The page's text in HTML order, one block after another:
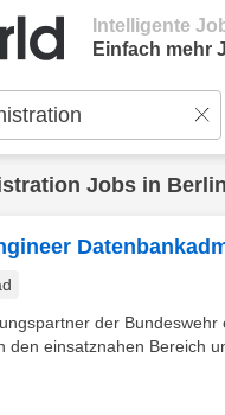
Intelligente
Einfach mehr
Jobs in Berlin
der
einsatznahen Bereich